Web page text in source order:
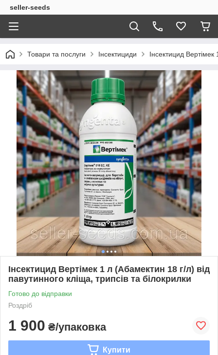
seller-seeds
Товари та послуги Інсектициди Інсектицид
Інсектицид Вертімек 1 л (Абамектин 18 г/л) від
павутинного кліща, трипсів та білокрилки
Готово до відправки
Роздріб
1 900 ₴/упаковка
Купити